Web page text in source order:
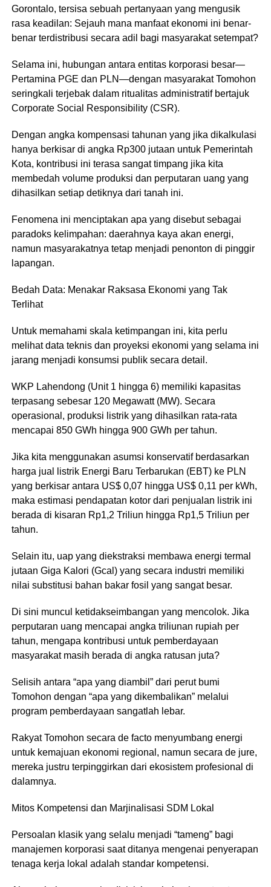
Gorontalo, tersisa sebuah pertanyaan yang mengusik
rasa keadilan: Sejauh mana manfaat ekonomi ini benar-
benar terdistribusi secara adil bagi masyarakat setempat?
​Selama ini, hubungan antara entitas korporasi besar—
Pertamina PGE dan PLN—dengan masyarakat Tomohon
seringkali terjebak dalam ritualitas administratif bertajuk
Corporate Social Responsibility (CSR).
Dengan angka kompensasi tahunan yang jika dikalkulasi
hanya berkisar di angka Rp300 jutaan untuk Pemerintah
Kota, kontribusi ini terasa sangat timpang jika kita
membedah volume produksi dan perputaran uang yang
dihasilkan setiap detiknya dari tanah ini.
Fenomena ini menciptakan apa yang disebut sebagai
paradoks kelimpahan: daerahnya kaya akan energi,
namun masyarakatnya tetap menjadi penonton di pinggir
lapangan.
​Bedah Data: Menakar Raksasa Ekonomi yang Tak
Terlihat
​Untuk memahami skala ketimpangan ini, kita perlu
melihat data teknis dan proyeksi ekonomi yang selama ini
jarang menjadi konsumsi publik secara detail.
WKP Lahendong (Unit 1 hingga 6) memiliki kapasitas
terpasang sebesar 120 Megawatt (MW). Secara
operasional, produksi listrik yang dihasilkan rata-rata
mencapai 850 GWh hingga 900 GWh per tahun.
​Jika kita menggunakan asumsi konservatif berdasarkan
harga jual listrik Energi Baru Terbarukan (EBT) ke PLN
yang berkisar antara US$ 0,07 hingga US$ 0,11 per kWh,
maka estimasi pendapatan kotor dari penjualan listrik ini
berada di kisaran Rp1,2 Triliun hingga Rp1,5 Triliun per
tahun.
Selain itu, uap yang diekstraksi membawa energi termal
jutaan Giga Kalori (Gcal) yang secara industri memiliki
nilai substitusi bahan bakar fosil yang sangat besar.
​Di sini muncul ketidakseimbangan yang mencolok. Jika
perputaran uang mencapai angka triliunan rupiah per
tahun, mengapa kontribusi untuk pemberdayaan
masyarakat masih berada di angka ratusan juta?
Selisih antara “apa yang diambil” dari perut bumi
Tomohon dengan “apa yang dikembalikan” melalui
program pemberdayaan sangatlah lebar.
Rakyat Tomohon secara de facto menyumbang energi
untuk kemajuan ekonomi regional, namun secara de jure,
mereka justru terpinggirkan dari ekosistem profesional di
dalamnya.
​Mitos Kompetensi dan Marjinalisasi SDM Lokal
​Persoalan klasik yang selalu menjadi “tameng” bagi
manajemen korporasi saat ditanya mengenai penyerapan
tenaga kerja lokal adalah standar kompetensi.